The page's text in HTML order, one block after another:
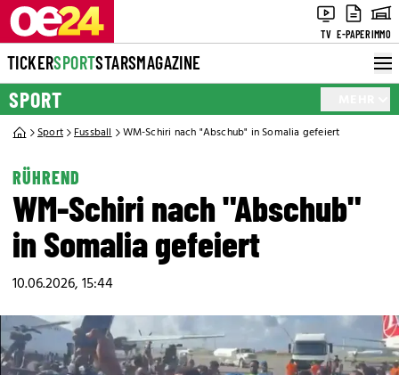
TV E-PAPERIMMO
TICKERSPORTSTARSMAGAZINE
SPORT
Sport Fussball WM-Schiri nach "Abschub" in Somalia gefeiert
RÜHREND
WM-Schiri nach "Abschub"
in Somalia gefeiert
10.06.2026, 15:44